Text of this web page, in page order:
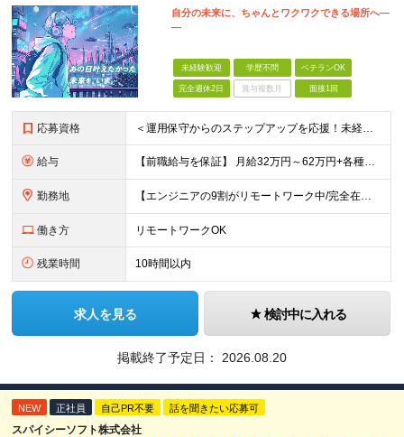
自分の未来に、ちゃんとワクワクできる場所へ―
―
未経験歓迎 学歴不問 ベテランOK
完全週休2日 賞与複数月 面接1回
応募資格 ＜運用保守からのステップアップを応援！未経験からの挑戦も大歓迎です♪＞ ■インフラエンジニアとして何らかの実務経験がある方（経験領域不問） ■学歴不問 【こんな方にピッタリの環境です！】 ・運用保守
給与 【前職給与を保証】 月給32万円～62万円+各種手当+決算賞与 ★資格手当や資格取得報奨金、役職手当など待遇、福利厚生が充実！ ★1年で年収60万円以上アップした社員が多数！ ※経験・スキルを考慮
勤務地 【エンジニアの9割がリモートワーク中/完全在宅ワークで働くメンバーも◎】 現在、エンジニアの約9割がリモートワークを実施。 そのうち約3割がフルリモートで勤務しており、地方在住のメンバーも活躍していま
働き方 リモートワークOK
残業時間 10時間以内
求人を見る 検討中に入れる
掲載終了予定日： 2026.08.20
NEW 正社員 自己PR不要 話を聞きたい応募可
スパイシーソフト株式会社